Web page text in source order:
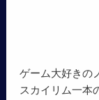
ゲーム大好きの
スカイリム一本